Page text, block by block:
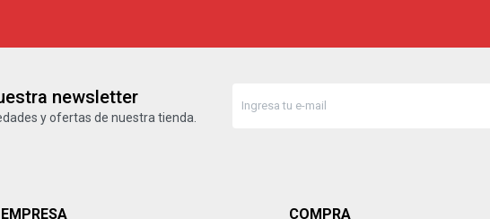
newsletter
y ofertas de nuestra tienda.
EMPRESA COMPRA